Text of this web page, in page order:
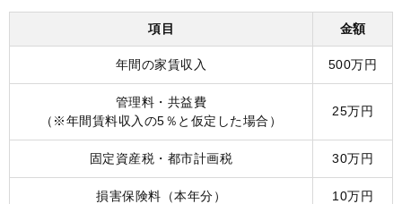
項目 金額
年間の家賃収入 500万円
管理料・共益費
（※年間賃料収入の5％と仮定した場合）
25万円
固定資産税・都市計画税 30万円
損害保険料（本年分） 10万円